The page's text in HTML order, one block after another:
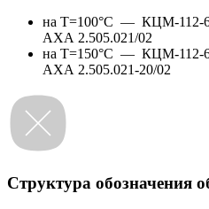
на Т=100°С — КЦМ-112-
АХА 2.505.021/02
на Т=150°С — КЦМ-112-
АХА 2.505.021-20/02
Структура обозначения